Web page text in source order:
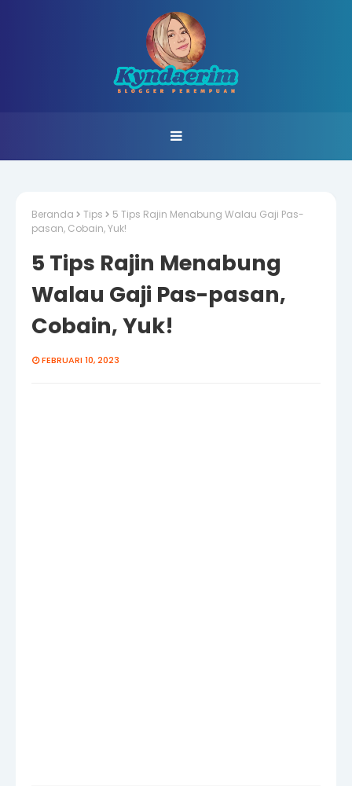
Beranda Tips
5 Tips Rajin Menabung Walau Gaji Pas-
pasan, Cobain, Yuk!
5 Tips Rajin Menabung
Walau Gaji Pas-pasan,
Cobain, Yuk!
FEBRUARI 10, 2023